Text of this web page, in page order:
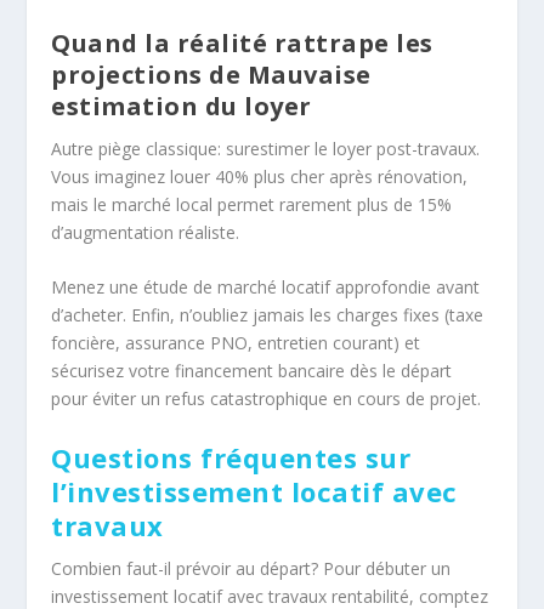
Quand la réalité rattrape les
projections de Mauvaise
estimation du loyer
Autre piège classique: surestimer le loyer post-travaux.
Vous imaginez louer 40% plus cher après rénovation,
mais le marché local permet rarement plus de 15%
d’augmentation réaliste.
Menez une étude de marché locatif approfondie avant
d’acheter. Enfin, n’oubliez jamais les charges fixes (taxe
foncière, assurance PNO, entretien courant) et
sécurisez votre financement bancaire dès le départ
pour éviter un refus catastrophique en cours de projet.
Questions fréquentes sur
l’investissement locatif avec
travaux
Combien faut-il prévoir au départ? Pour débuter un
investissement locatif avec travaux rentabilité, comptez